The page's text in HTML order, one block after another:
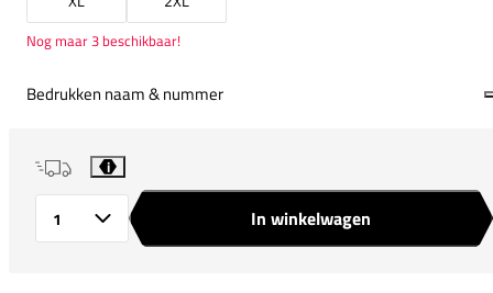
Nog maar 3 beschikbaar!
Bedrukken naam & nummer
i
In winkelwagen